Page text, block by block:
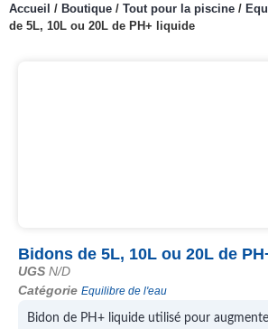
Accueil / Boutique / Tout pour la piscine /
de 5L, 10L ou 20L de PH+ liquide
Bidons de 5L, 10L ou 20L de
UGS N/D
Catégorie Equilibre de l'eau
Bidon de PH+ liquide utilisé pour